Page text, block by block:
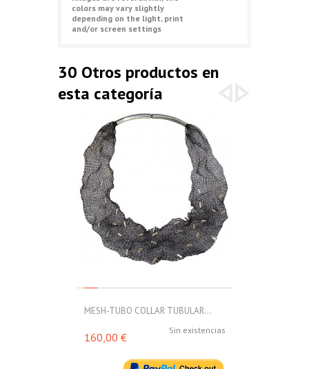
colors may vary slightly
depending on the light, print
and/or screen settings
30 Otros productos en
esta categoría
MESH-TUBO COLLAR TUBULAR...
Sin existencias
160,00 €